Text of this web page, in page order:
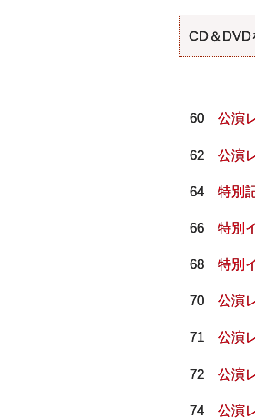
CD＆DVD
60 公演
62 公演
64 特別
66 特別
68 特別
70 公演
71 公演
72 公演
74 公演